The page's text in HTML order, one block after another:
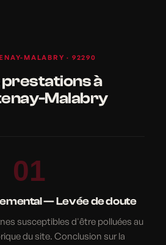
MALABRY · 92290
prestations à
Malabry
01
— Levée de doute
susceptibles d'être polluées au
du site. Conclusion sur la